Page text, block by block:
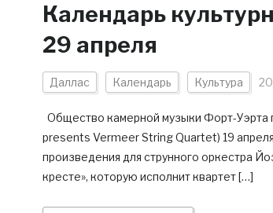
Календарь
29 апреля
Даллас Календарь Культура
Общество камерной музыки Форт-Уэрта
presents Vermeer String Quartet) 19
произведения для струнного оркестра
кресте», которую исполнит квартет […]